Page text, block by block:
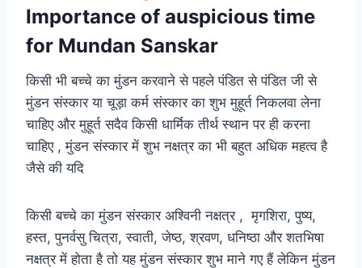
Importance of auspicious time
for Mundan Sanskar
किसी भी बच्चे का मुंडन करवाने से पहले पंडित से पंडित जी से
मुंडन संस्कार या चूड़ा कर्म संस्कार का शुभ मुहूर्त निकलवा लेना
चाहिए और मुहूर्त सदैव किसी धार्मिक तीर्थ स्थान पर ही करना
चाहिए , मुंडन संस्कार में शुभ नक्षत्र का भी बहुत अधिक महत्व है
जैसे की यदि
किसी बच्चे का मुंडन संस्कार अश्विनी नक्षत्र , मृगशिरा, पुष्य,
हस्त, पुनर्वसु चित्रा, स्वाती, जेष्ठ, श्रवण, धनिष्ठा और शतभिषा
नक्षत्र में होता है तो यह मुंडन संस्कार शुभ माने गए हैं लेकिन मुंडन